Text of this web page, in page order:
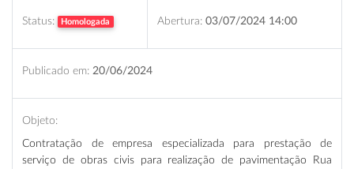
Status: Homologada Abertura: 03/07/2024 14:00
Publicado em: 20/06/2024
Objeto:
Contratação de empresa especializada para prestação de
serviço de obras civis para realização de pavimentação Rua